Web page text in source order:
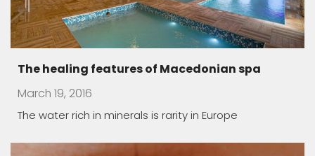
Macedonian lodgings – oasis of peace
March 19, 2016
Almost all Macedonian monasteries have been built
in the